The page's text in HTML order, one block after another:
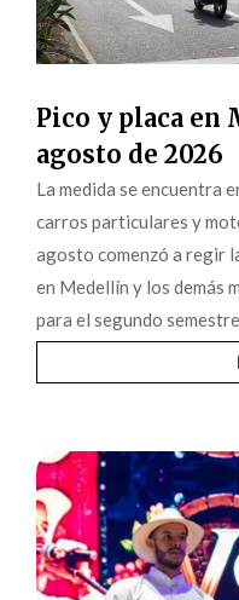
Pico y placa en
agosto de 2026
La medida se encuentra
carros particulares y
agosto comenzó a regir
en Medellín y los demás
para el segundo